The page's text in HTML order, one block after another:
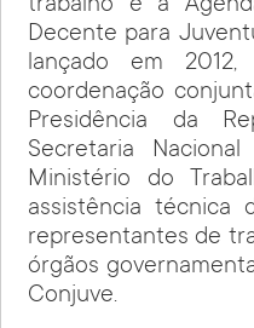
trabalho é a
Decente para
lançado em
coordenação
Presidência da
Secretaria
Ministério do
assistência técnica
representantes de
órgãos
Conjuve.